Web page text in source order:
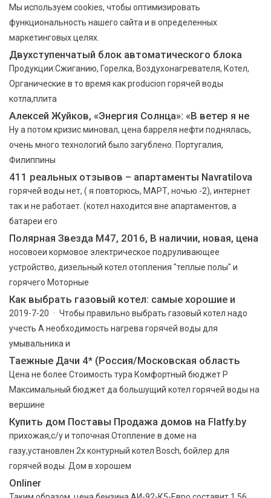
Мы используем cookies, чтобы оптимизировать
функциональность нашего сайта и в определенных
маркетинговых целях.
Двухступенчатый блок автоматического блока
Продукции:Сжиганию, Горелка, Воздухонагревателя, Котел,
Органические в то время как producion горячей воды
котла,плита
Алексей Жуйков, «Энергия Солнца»: «В ветер я не
Ну а потом кризис миновал, цена барреля нефти поднялась,
очень много технологий было загублено. Португалия,
Филиппины
411 реальных отзывов – апартаменты Navratilova
горячей воды нет, ( я повторюсь, МАРТ, ночью -2), интернет
так и не работает. (котел находится вне апартаментов, а
батареи его
Полярная Звезда М47, 2016, В наличии, новая, цена
носовоеи кормовое электрическое подруливающее
устройство, дизельный котел отопления "теплые полы" и
горячего Моторные
Как выбрать газовый котел: самые хорошие и
2019-7-20 · Чтобы правильно выбрать газовый котел надо
учесть А необходимость нагрева горячей воды для
умывальника и
Таежные Дачи 4* (Россия/Московская область
Цена не более Стоимость тура Комфортный бюджет Р
Максимальный бюджет да большущий котел горячей воды на
вершине
Купить дом Поставы Продажа домов на Flatfy.by
прихожая,с/у и топочная.Отопление в доме на
газу,установлен 2х контурный котел Bosch, бойлер для
горячей воды. Дом в хорошем
Onliner